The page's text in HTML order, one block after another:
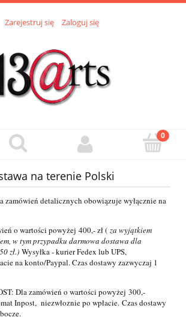
Zarejestruj się Zaloguj się
na terenie Polski
zamówień detalicznych obowiązuje wyłącznie na
o wartości powyżej 400,- zł ( za wyjątkiem
w tym przypadku darmowa dostawa dla
zł.) Wysyłka - kurier Fedex lub UPS,
na konto/Paypal. Czas dostawy zazwyczaj 1
Dla zamówień o wartości powyżej 300,-
Inpost, niezwłoznie po wpłacie. Czas dostawy